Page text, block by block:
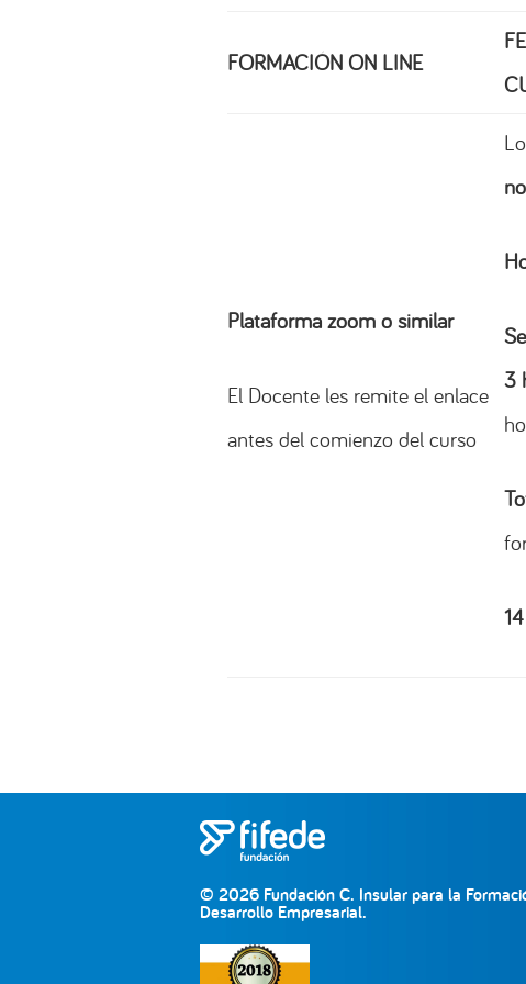
FORMACIÓN ON LINE
Plataforma zoom o similar
El Docente les remite el enlace
antes del comienzo del curso
3
© 2026 Fundación C. Insular para la
Desarrollo Empresarial.